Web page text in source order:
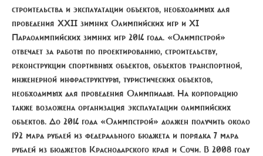
строительства и эксплуатации объектов, необходимых для
проведения XXII зимних Олимпийских игр и XI
Параолимпийских зимних игр 2014 года. «Олимпстрой»
отвечает за работы по проектированию, строительству,
реконструкции спортивных объектов, объектов транспортной,
инженерной инфраструктуры, туристических объектов,
необходимых для проведения Олимпиады. На корпорацию
также возложена организация эксплуатации олимпийских
объектов. До 2014 года «Олимпстрой» должен получить около
192 млрд рублей из федерального бюджета и порядка 7 млрд
рублей из бюджетов Краснодарского края и Сочи. В 2008 году